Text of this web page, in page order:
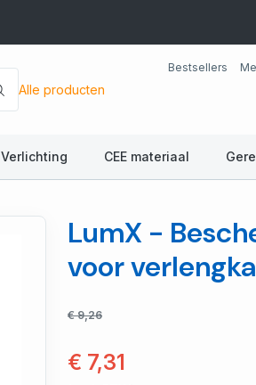
Alle producten
Bestsellers
Verlichting CEE materiaal
LumX -
voor
€ 9,26
€ 7,31